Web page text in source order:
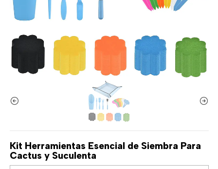
Kit Herramientas Esencial de Siembra Para
Cactus y Suculenta